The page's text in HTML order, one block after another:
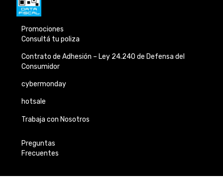
Promociones
Consultá tu poliza
Contrato de Adhesión – Ley 24.240 de Defensa del
Consumidor
cybermonday
hotsale
Trabaja con Nosotros
Preguntas
Frecuentes